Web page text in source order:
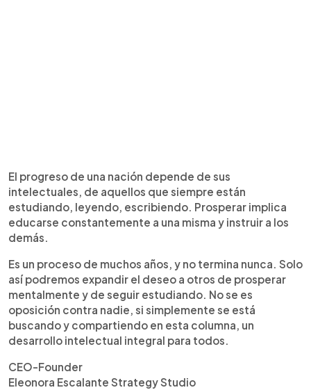
El progreso de una nación depende de sus
intelectuales, de aquellos que siempre están
estudiando, leyendo, escribiendo. Prosperar implica
educarse constantemente a una misma y instruir a los
demás.
Es un proceso de muchos años, y no termina nunca. Solo
así podremos expandir el deseo a otros de prosperar
mentalmente y de seguir estudiando. No se es
oposición contra nadie, si simplemente se está
buscando y compartiendo en esta columna, un
desarrollo intelectual integral para todos.
CEO-Founder
Eleonora Escalante Strategy Studio